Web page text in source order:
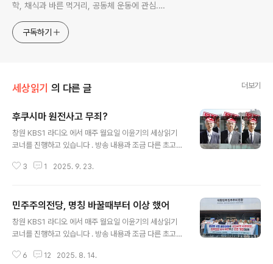
학, 채식과 바른 먹거리, 공동체 운동에 관심.
http://www.facebook.com/ymcaman
구독하기
세상읽기 의 다른 글 더보기
후쿠시마 원전사고 무죄?
창원 KBS1 라디오 에서 매주 월요일 이윤기의 세상읽기
코너를 진행하고 있습니다 . 방송 내용과 조금 다른 초고이
24 방송분) 지난 2011년 3월 11일은 동일본대지진으로
은 어떻게 진행되고 있는지 함께 살펴보겠습니다. 최근 우
리나라에서는 때아닌 핵무장 논쟁이 벌어지고 있고, 미국
에너지부의 민감국가지정에 따른 정치, 경제적 피해 우려
후쿠시마 원전 사고 수습은 14년이 지났지만 여전히 언제
3 1 2025. 9. 23.
민주주의전당, 명칭 바꿀때부터 이상 했어
창원 KBS1 라디오 에서 매주 월요일 이윤기의 세상읽기
코너를 진행하고 있습니다 . 방송 내용과 조금 다른 초고이
10 방송분) 최근 창원시가 민주화운동 관련 단체 지원업무
6 12 2025. 8. 14.